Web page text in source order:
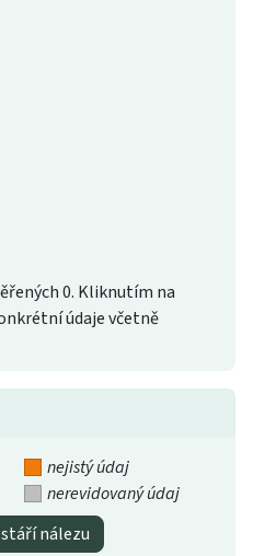
0. Kliknutím na
údaje včetně
nejistý údaj
nerevidovaný údaj
nálezu